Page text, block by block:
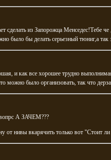
сделать из Запорожца Менседес!Тебе
было бы делать серьезный тюниг,а
и как все хорошее трудно
можно было организовать, так что
А ЗАЧЕМ???
от нивы вкарячить только вот "Стоит ли